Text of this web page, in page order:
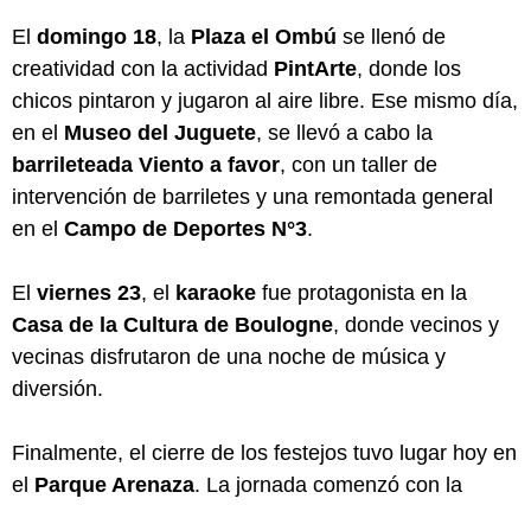
El domingo 18, la Plaza el Ombú se llenó de
creatividad con la actividad PintArte, donde los
chicos pintaron y jugaron al aire libre. Ese mismo día,
en el Museo del Juguete, se llevó a cabo la
barrileteada Viento a favor, con un taller de
intervención de barriletes y una remontada general
en el Campo de Deportes N°3.
El viernes 23, el karaoke fue protagonista en la
Casa de la Cultura de Boulogne, donde vecinos y
vecinas disfrutaron de una noche de música y
diversión.
Finalmente, el cierre de los festejos tuvo lugar hoy en
el Parque Arenaza. La jornada comenzó con la